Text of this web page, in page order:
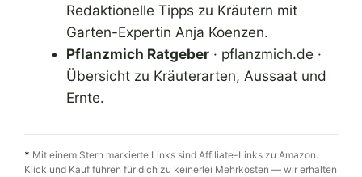
Redaktionelle Tipps zu Kräutern mit
Garten-Expertin Anja Koenzen.
Pflanzmich Ratgeber· pflanzmich.de ·
Übersicht zu Kräuterarten, Aussaat und
Ernte.
* Mit einem Stern markierte Links sind Affiliate-Links zu Amazon.
Klick und Kauf führen für dich zu keinerlei Mehrkosten — wir erhalten